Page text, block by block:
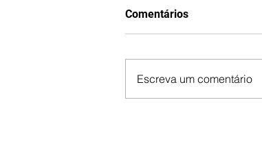
Comentários
Escreva um comentário